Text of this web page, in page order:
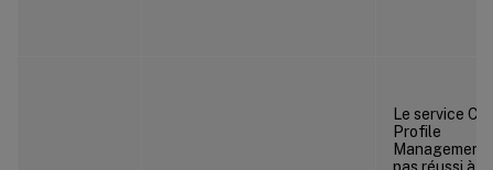
Le service
Profile
Management
pas réussi à